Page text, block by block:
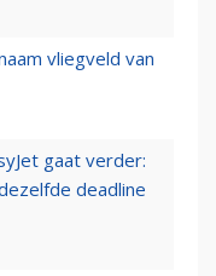
vliegveld van
gaat verder:
deadline